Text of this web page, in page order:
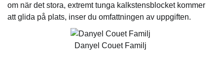
om när det stora, extremt tunga kalkstensblocket kommer
att glida på plats, inser du omfattningen av uppgiften.
Danyel Couet Familj